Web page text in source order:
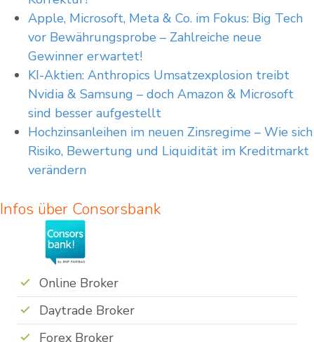
Wir weisen abschließend darauf hin, dass es sich in dem Fall, in dem Sie
Transaktionen in hier vorgestellten Werten ohne vorherige individuelle Beratung
durchführen, um ein sogenanntes „beratungsfreies Geschäft“ handelt.
Apple, Microsoft, Meta & Co. im Fokus: Big Tech
vor Bewährungsprobe – Zahlreiche neue
Gewinner erwartet!
KI-Aktien: Anthropics Umsatzexplosion treibt
Nvidia & Samsung – doch Amazon & Microsoft
sind besser aufgestellt
Hoch­zins­an­lei­hen im neu­en Zins­re­gime – Wie sich
Risiko, Bewertung und Liquidität im Kreditmarkt
verändern
Infos über Consorsbank
Online Broker
Daytrade Broker
Forex Broker